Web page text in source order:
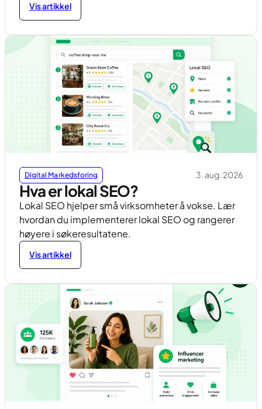
Vis artikkel
Digital Markedsforing 3. aug. 2026
Hva er lokal SEO?
Lokal SEO hjelper små virksomheter å vokse. Lær
hvordan du implementerer lokal SEO og rangerer
høyere i søkeresultatene.
Vis artikkel